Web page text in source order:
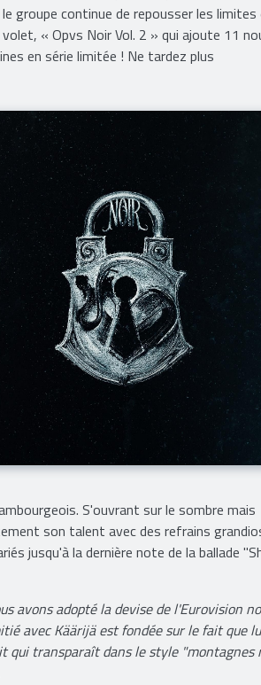
groupe continue de repousser les limites
« Opvs Noir Vol. 2 » qui ajoute 11
en série limitée ! Ne tardez plus
S'ouvrant sur le sombre mais
son talent avec des refrains
jusqu'à la dernière note de la ballade
avons adopté la devise de l'Eurovision
avec Käärijä est fondée sur le fait que
qui transparaît dans le style "montagnes